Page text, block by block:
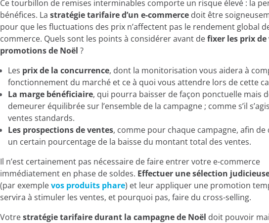
Ce tourbillon de remises interminables comporte un risque élevé : la
bénéfices. La stratégie tarifaire d’un e-commerce doit être
pour que les fluctuations des prix n’affectent pas le rendement global
commerce. Quels sont les points à considérer avant defixer les prix de
promotions de Noël ?
Les prix de la concurrence, dont la monitorisation vous aidera à
fonctionnement du marché et ce à quoi vous attendre lors de cette
La marge bénéficiaire, qui pourra baisser de façon ponctuelle mais
demeurer équilibrée sur l’ensemble de la campagne ; comme s’il
ventes standards.
Les prospections de ventes, comme pour chaque campagne, afin de
un certain pourcentage de la baisse du montant total des ventes.
Il n’est certainement pas nécessaire de faire entrer votre e-commerce
immédiatement en phase de soldes. Effectuer une sélection
(par exemplevos produits phare) et leur appliquer une promotion
servira à stimuler les ventes, et pourquoi pas, faire du cross-selling.
Votrestratégie tarifaire durant la campagne de Noël doit pouvoir
nous utilisons des cookies:
nous utilisons nos propres cookies et/ou des technologies
des informations pendant que vous parcourez le web. Le but
peut être très varié: de l'amélioration de votre expérience sur le site en
votre langue ou en recommandant d'autres contenus intéressants, à
en tant qu'utilisateur lors de l'accès à des zones privées du site. Elles
utilisées pour la personnalisation des annonces, par l'intermédiaire
que
Google Ads et d'autres. Vous pouvez accepter tous les
"Accepter", les configurer depuis les "Paramètres de cookies", ou les
bouton "Refuser". Vous pouvez en apprendre davantage sur les
dansAvis légal, Politique de confidentialité et Cookies